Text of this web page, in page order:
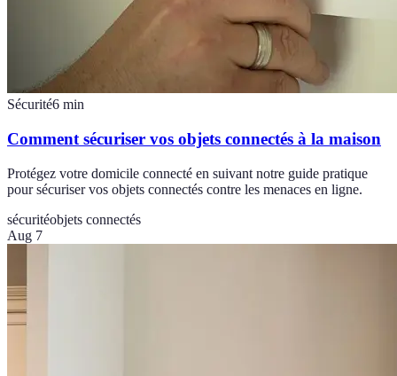
Sécurité6 min
Comment sécuriser vos objets connectés à la maison
Protégez votre domicile connecté en suivant notre guide pratique
pour sécuriser vos objets connectés contre les menaces en ligne.
sécuritéobjets connectés
Aug 7